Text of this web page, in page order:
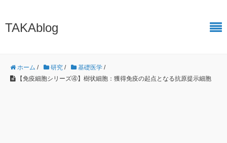
TAKAblog
ホーム / 研究 / 基礎医学 /
【免疫細胞シリーズ④】樹状細胞：獲得免疫の起点となる抗原提示細胞